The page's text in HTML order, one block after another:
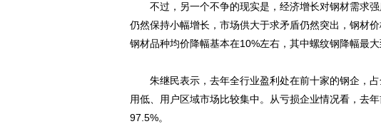
不过，另一个不争的现实是，经济增长对钢材需求强
仍然保持小幅增长，市场供大于求矛盾仍然突出，钢材
钢材品种均价降幅基本在10%左右，其中螺纹钢降幅最
朱继民表示，去年全行业盈利处在前十家的钢企，占
用低、用户区域市场比较集中。从亏损企业情况看，去
97.5%。